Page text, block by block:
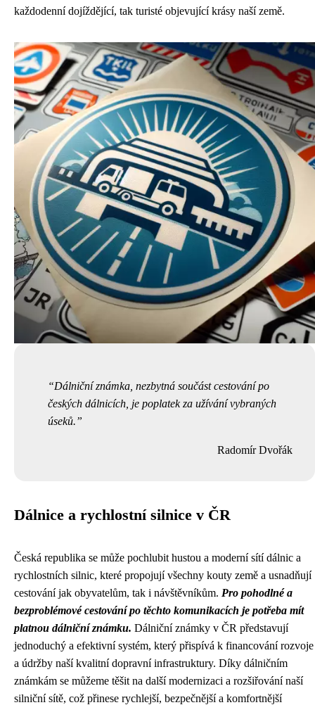
každodenní dojíždějící, tak turisté objevující krásy naší země.
Dálniční známka, nezbytná součást cestování po
českých dálnicích, je poplatek za užívání vybraných
úseků.
Radomír Dvořák
Dálnice a rychlostní silnice v ČR
Česká republika se může pochlubit hustou a moderní sítí dálnic a
rychlostních silnic, které propojují všechny kouty země a usnadňují
cestování jak obyvatelům, tak i návštěvníkům. Pro pohodlné a
bezproblémové cestování po těchto komunikacích je potřeba mít
platnou dálniční známku. Dálniční známky v ČR představují
jednoduchý a efektivní systém, který přispívá k financování rozvoje
a údržby naší kvalitní dopravní infrastruktury. Díky dálničním
známkám se můžeme těšit na další modernizaci a rozšiřování naší
silniční sítě, což přinese rychlejší, bezpečnější a komfortnější